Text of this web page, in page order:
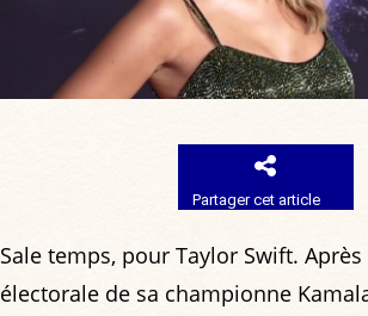
Partager cet article
Sale temps, pour Taylor Swift.
électorale de sa championne